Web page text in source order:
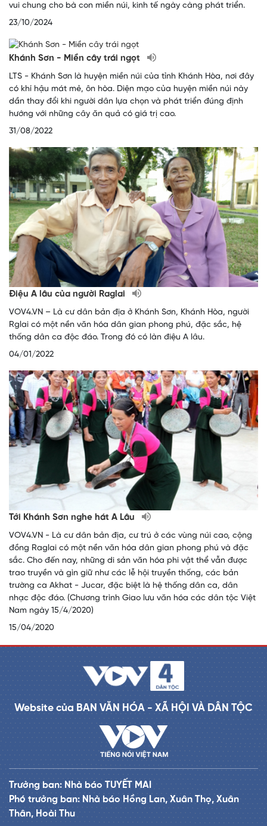
vui chung cho bà con miền núi, kinh tế ngày càng phát triển.
23/10/2024
Khánh Sơn - Miền cây trái ngọt
LTS - Khánh Sơn là huyện miền núi của tỉnh Khánh Hòa, nơi đây
có khí hậu mát mẻ, ôn hòa. Diện mạo của huyện miền núi này
dần thay đổi khi người dân lựa chọn và phát triển đúng định
hướng với những cây ăn quả có giá trị cao.
31/08/2022
Điệu A lâu của người Raglai
VOV4.VN – Là cư dân bản địa ở Khánh Sơn, Khánh Hòa, người
Rglai có một nền văn hóa dân gian phong phú, đặc sắc, hệ
thống dân ca độc đáo. Trong đó có làn điệu A lâu.
04/01/2022
Tới Khánh Sơn nghe hát A Lâu
VOV4.VN - Là cư dân bản địa, cư trú ở các vùng núi cao, cộng
đồng Raglai có một nền văn hóa dân gian phong phú và đặc
sắc. Cho đến nay, những di sản văn hóa phi vật thể vẫn được
trao truyền và gìn giữ như các lễ hội truyền thống, các bản
trường ca Akhat - Jucar, đặc biệt là hệ thống dân ca, dân
nhạc độc đáo. (Chương trình Giao lưu văn hóa các dân tộc Việt
Nam ngày 15/4/2020)
15/04/2020
Website của BAN VĂN HÓA - XÃ HỘI VÀ DÂN TỘC
Trưởng ban: Nhà báo TUYẾT MAI
Phó trưởng ban: Nhà báo Hồng Lan, Xuân Thọ, Xuân
Thân, Hoài Thu